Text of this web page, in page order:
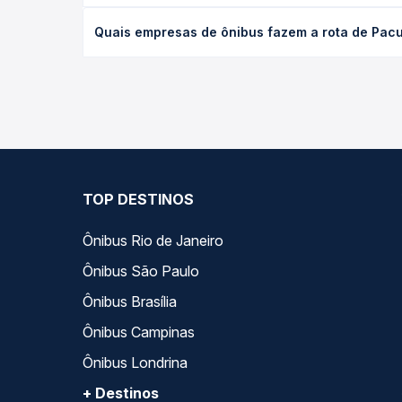
antecedência da compra. Na Quero Passagem
Quais empresas de ônibus fazem a rota de
TOP DESTINOS
Ônibus Rio de Janeiro
Ônibus São Paulo
Ônibus Brasília
Ônibus Campinas
Ônibus Londrina
+ Destinos